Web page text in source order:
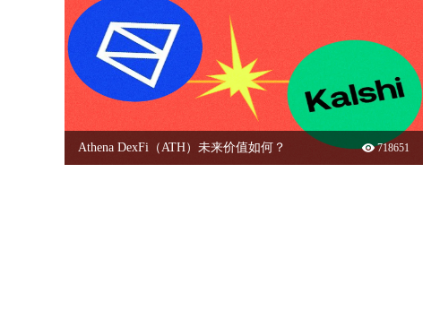
Athena DexFi（ATH）未来价值如何？ 718651